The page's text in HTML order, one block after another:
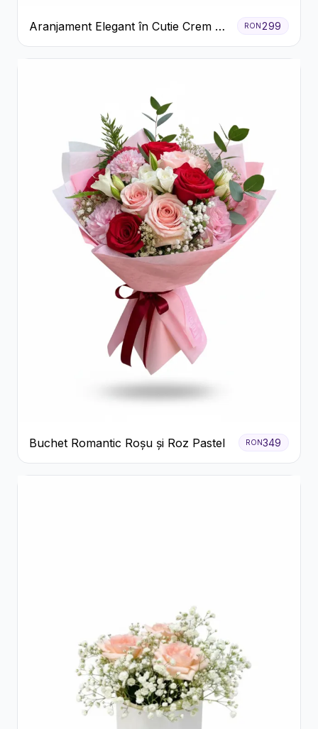
Aranjament Elegant în Cutie Crem cu
Crizanteme și Trandafiri
RON 299
Buchet Romantic Roșu și Roz Pastel RON349